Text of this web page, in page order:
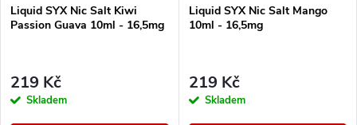
Liquid SYX Nic Salt Kiwi
Passion Guava 10ml - 16,5mg
219 Kč
Skladem
Liquid SYX Nic Salt Mango
10ml - 16,5mg
219 Kč
Skladem